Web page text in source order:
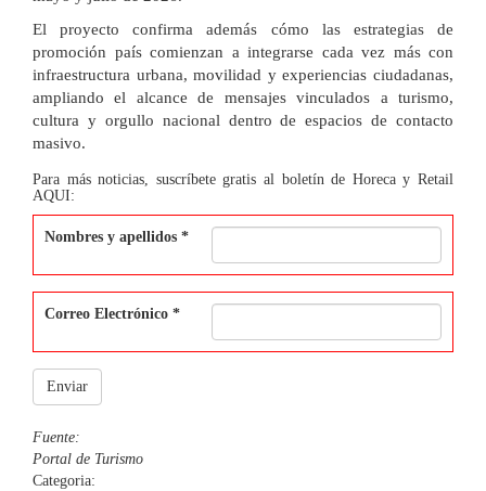
El proyecto confirma además cómo las estrategias de
promoción país comienzan a integrarse cada vez más con
infraestructura urbana, movilidad y experiencias ciudadanas,
ampliando el alcance de mensajes vinculados a turismo,
cultura y orgullo nacional dentro de espacios de contacto
masivo.
Para más noticias, suscríbete gratis al boletín de Horeca y Retail
AQUI:
Nombres y apellidos *
Correo Electrónico *
Enviar
Fuente:
Portal de Turismo
Categoria: